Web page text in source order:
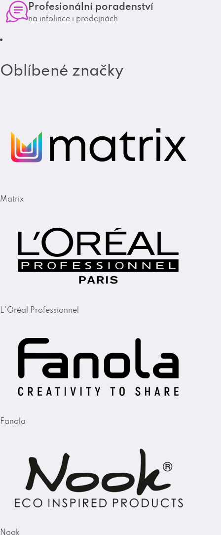
a
m
kProfesionální poradenství
na infolince i prodejnách
Oblíbené značky
Matrix
L'Oréal Professionnel
Fanola
Nook